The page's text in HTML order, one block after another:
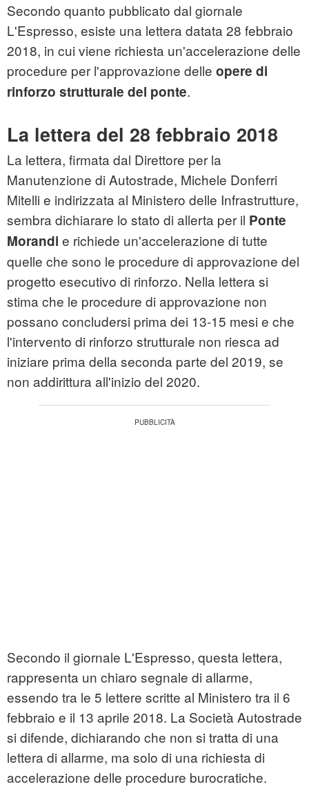
Secondo quanto pubblicato dal giornale
L'Espresso, esiste una lettera datata 28 febbraio
2018, in cui viene richiesta un'accelerazione delle
procedure per l'approvazione delle opere di
rinforzo strutturale del ponte.
La lettera del 28 febbraio 2018
La lettera, firmata dal Direttore per la
Manutenzione di Autostrade, Michele Donferri
Mitelli e indirizzata al Ministero delle Infrastrutture,
sembra dichiarare lo stato di allerta per il Ponte
Morandi e richiede un'accelerazione di tutte
quelle che sono le procedure di approvazione del
progetto esecutivo di rinforzo. Nella lettera si
stima che le procedure di approvazione non
possano concludersi prima dei 13-15 mesi e che
l'intervento di rinforzo strutturale non riesca ad
iniziare prima della seconda parte del 2019, se
non addirittura all'inizio del 2020.
Secondo il giornale L'Espresso, questa lettera,
rappresenta un chiaro segnale di allarme,
essendo tra le 5 lettere scritte al Ministero tra il 6
febbraio e il 13 aprile 2018. La Società Autostrade
si difende, dichiarando che non si tratta di una
lettera di allarme, ma solo di una richiesta di
accelerazione delle procedure burocratiche.